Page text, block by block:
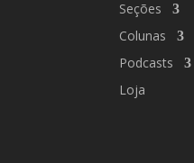
Seções
Colunas
Podcasts
Loja